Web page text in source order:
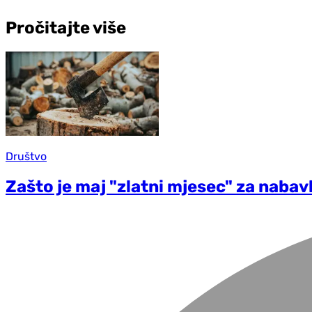
Pročitajte više
Društvo
Zašto je maj "zlatni mjesec" za